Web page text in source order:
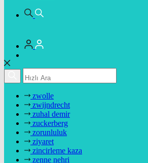
zwolle
zwijndrecht
zuhal demir
zuckerberg
zorunluluk
ziyaret
zincirleme kaza
zenne nehri